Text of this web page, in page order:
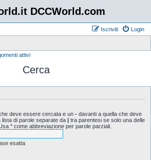
DCCWorld.com
Login
Iscriviti
attivi
Cerca
deve essere cercata e un - davanti a quella che deve
di parole separate da | tra parentesi se solo una delle
* come abbreviazione per parole parziali.
esatta